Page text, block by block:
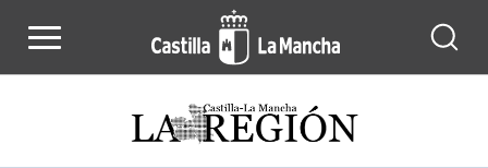
Actualidad de la región de Castilla-